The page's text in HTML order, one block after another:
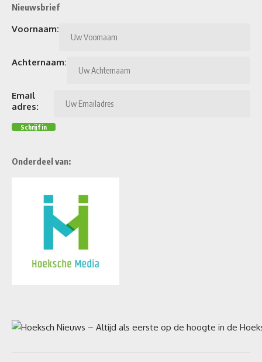
Nieuwsbrief
Voornaam:
Achternaam:
Email
adres:
Onderdeel van: